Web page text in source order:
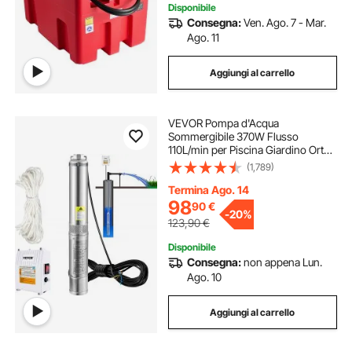
Disponibile
Consegna:Ven. Ago. 7 - Mar.
Ago. 11
Aggiungi al carrello
VEVOR Pompa d'Acqua
Sommergibile 370W Flusso
110L/min per Piscina Giardino Orto
in Acciaio Inox, Pompa Sommersa
per Pozzi Profondi 230V
Prevalenza Max. 44m, Pompa
Pozzo con Scatola Controllo
Esterna
(1,789)
Termina Ago. 14
9890€
123,90€
-20%
Disponibile
Consegna:non appena Lun.
Ago. 10
Aggiungi al carrello